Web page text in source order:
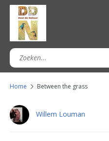
Home Between the grass
Willem Louman